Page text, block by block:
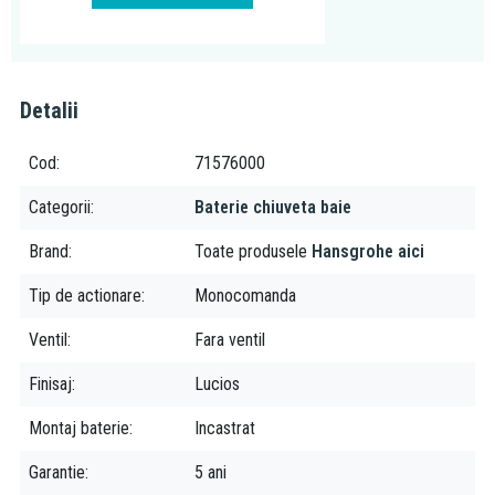
mai putine emisii de dioxid de carbon si costuri mai mici. Prin
Detalii
Cod 71576000
Categorii Baterie chiuveta baie
Brand Toate produsele Hansgrohe aici
Tip de actionare Monocomanda
Ventil Fara ventil
Finisaj Lucios
Montaj baterie Incastrat
Garantie 5 ani